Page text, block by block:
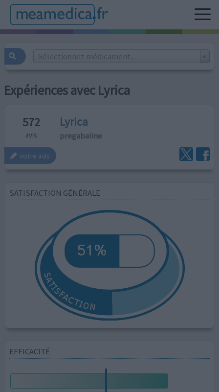
Sélectionnez médicament...
Expériences avec Lyrica
572
avis
Lyrica
pregabaline
votre avis
SATISFACTION GÉNÉRALE
EFFICACITÉ